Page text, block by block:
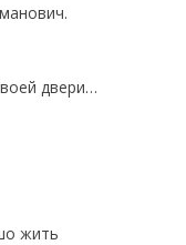
двери…
жить